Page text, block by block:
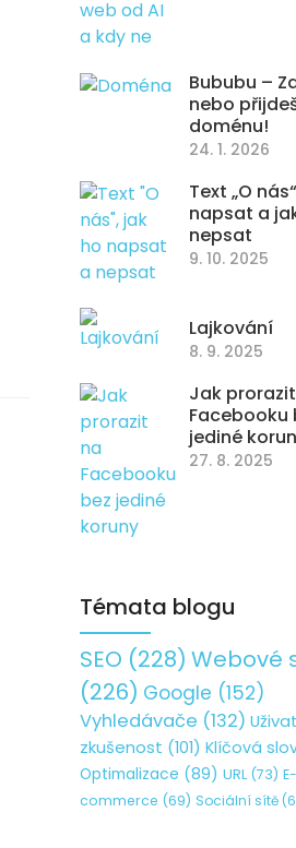
Bububu –
nebo
doménu!
24. 1. 2026
Text „O
napsat a
nepsat
9. 10. 2025
Lajkování
8. 9. 2025
Jak
Facebooku
jediné
27. 8. 2025
Témata blogu
SEO (228) Webové
(226) Google (152)
Vyhledávače (132)
zkušenost (101) Klíčová
Optimalizace (89) URL (73) E-
commerce (69) Sociální sítě